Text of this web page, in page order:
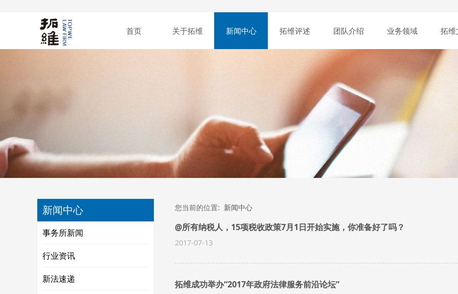
首页 关于拓维 新闻中心 拓维评述 团队介绍 业务领域 拓维
新闻中心
事务所新闻
行业资讯
新法速递
您当前的位置: 新闻中心
@所有纳税人，15项税收政策7月1日开始实施，你准备好了吗？
2017-07-13
拓维成功举办“2017年政府法律服务前沿论坛”